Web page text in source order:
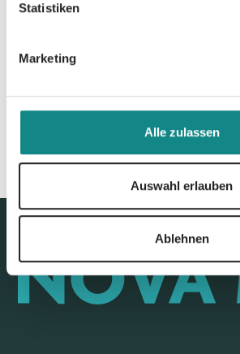
Statistiken
Marketing
Alle zulassen
Auswahl erlauben
Ablehnen